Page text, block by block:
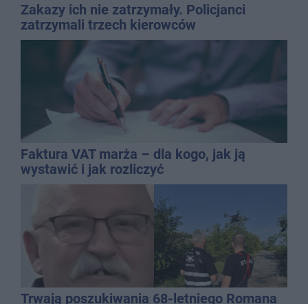
Zakazy ich nie zatrzymały. Policjanci
zatrzymali trzech kierowców
Faktura VAT marża – dla kogo, jak ją
wystawić i jak rozliczyć
Trwają poszukiwania 68-letniego Romana